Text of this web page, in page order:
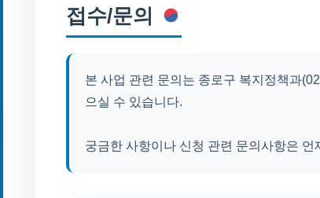
접수/문의
본 사업 관련 문의는 종로구 복지정책과
으실 수 있습니다.
궁금한 사항이나 신청 관련 문의사항은